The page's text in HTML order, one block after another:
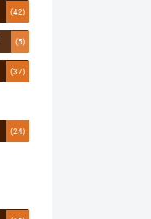
(42)
(5)
(37)
(24)